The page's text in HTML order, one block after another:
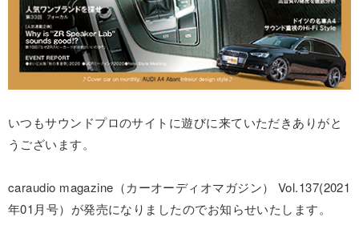
いつもサウンドプロのサイトに遊びに来ていただきありがと
うございます。
caraudio magazine（カーオーディオマガジン） Vol.137(2021
年01月号）が発売になりましたのでお知らせいたします。